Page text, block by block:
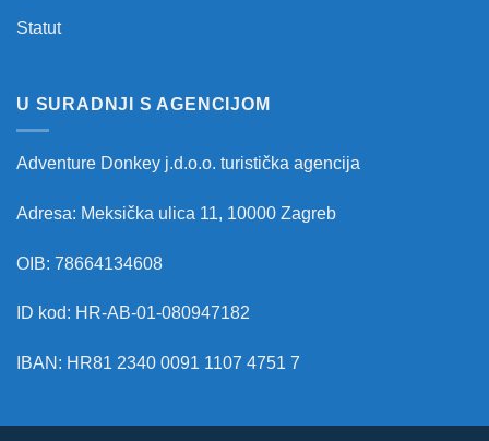
Statut
U SURADNJI S AGENCIJOM
Adventure Donkey j.d.o.o. turistička agencija
Adresa: Meksička ulica 11, 10000 Zagreb
OIB: 78664134608
ID kod: HR-AB-01-080947182
IBAN: HR81 2340 0091 1107 4751 7